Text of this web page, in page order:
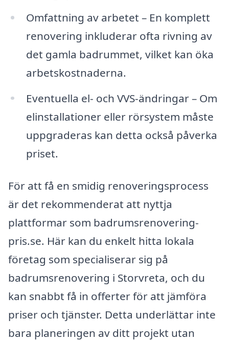
Omfattning av arbetet – En komplett
renovering inkluderar ofta rivning av
det gamla badrummet, vilket kan öka
arbetskostnaderna.
Eventuella el- och VVS-ändringar – Om
elinstallationer eller rörsystem måste
uppgraderas kan detta också påverka
priset.
För att få en smidig renoveringsprocess
är det rekommenderat att nyttja
plattformar som badrumsrenovering-
pris.se. Här kan du enkelt hitta lokala
företag som specialiserar sig på
badrumsrenovering i Storvreta, och du
kan snabbt få in offerter för att jämföra
priser och tjänster. Detta underlättar inte
bara planeringen av ditt projekt utan